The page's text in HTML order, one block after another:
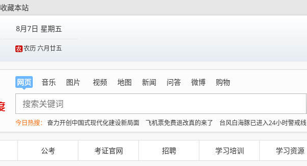
收藏本站
8月7日 星期五
农历 六月廿五
网页 音乐 图片 视频 地图 新闻 问答 微博 购物
今日热搜： 奋力开创中国式现代化建设新局面 飞机票免费退改真的来了
台风白海豚已进入24小时警戒线
未来五年中国民航重磅规划出炉
胡彦斌获《歌手2026》歌王
拼豆有多火 一公里内能有40家店
河南濮阳一女子趁店内无人拿走手机
《去你的岛》 观众哭崩
北京多站点小时雨量下到全国第一
百花奖开幕式 刘浩存独舞
公考 考证官网 招聘 学习培训 学习资源